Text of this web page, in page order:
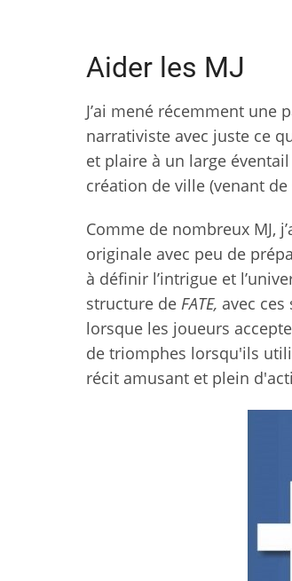
Aider les MJ
J’ai mené récemment une
narrativiste avec juste ce
et plaire à un large
création de ville (venant de
Comme de nombreux MJ,
originale avec peu de
à définir l’intrigue et
structure de FATE, avec
lorsque les joueurs
de triomphes lorsqu'ils
récit amusant et plein